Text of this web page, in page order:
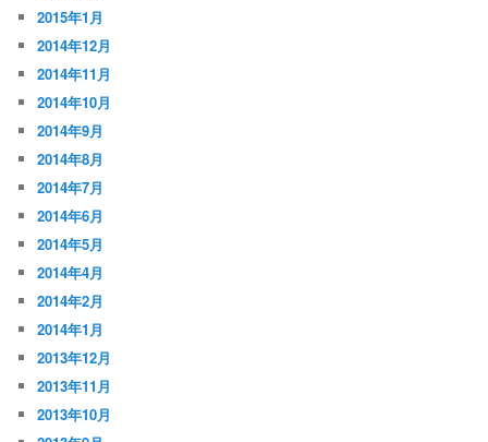
2015年1月
2014年12月
2014年11月
2014年10月
2014年9月
2014年8月
2014年7月
2014年6月
2014年5月
2014年4月
2014年2月
2014年1月
2013年12月
2013年11月
2013年10月